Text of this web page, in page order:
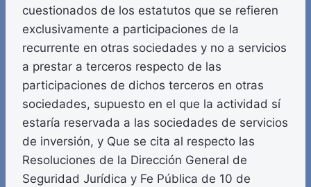
cuestionados de los estatutos que se refieren
exclusivamente a participaciones de la
recurrente en otras sociedades y no a servicios
a prestar a terceros respecto de las
participaciones de dichos terceros en otras
sociedades, supuesto en el que la actividad sí
estaría reservada a las sociedades de servicios
de inversión, y Que se cita al respecto las
Resoluciones de la Dirección General de
Seguridad Jurídica y Fe Pública de 10 de